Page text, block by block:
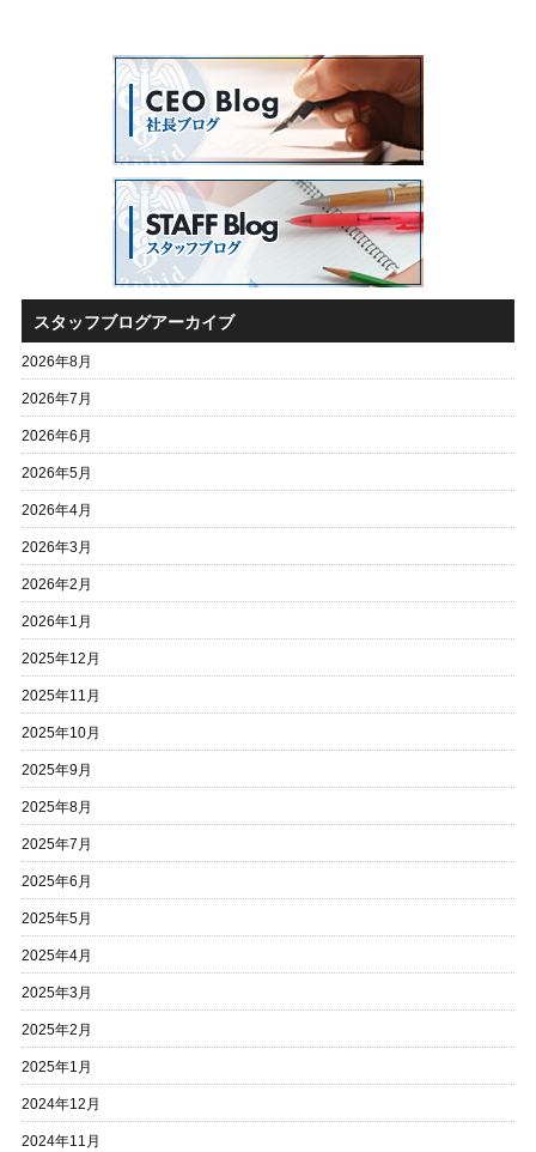
スタッフブログアーカイブ
2026年8月
2026年7月
2026年6月
2026年5月
2026年4月
2026年3月
2026年2月
2026年1月
2025年12月
2025年11月
2025年10月
2025年9月
2025年8月
2025年7月
2025年6月
2025年5月
2025年4月
2025年3月
2025年2月
2025年1月
2024年12月
2024年11月